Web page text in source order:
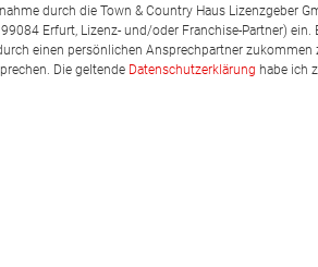
durch die Town & Country Haus Lizenzgeber
Erfurt, Lizenz- und/oder Franchise-Partner)
einen persönlichen Ansprechpartner
Die geltende Datenschutzerklärung habe ich